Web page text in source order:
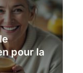
pour la